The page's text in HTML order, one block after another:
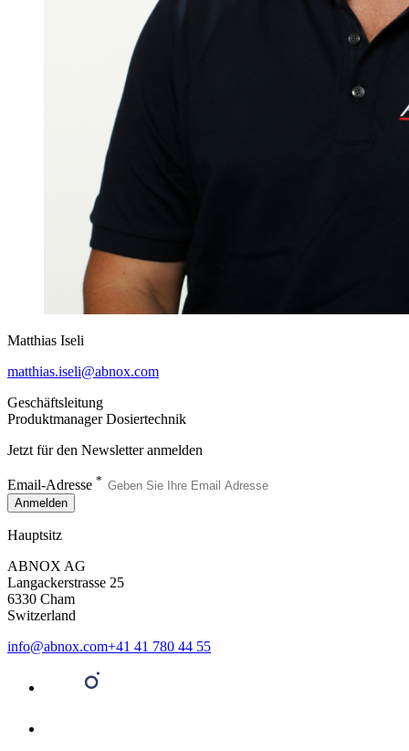
Matthias Iseli
matthias.iseli@abnox.com
Geschäftsleitung
Produktmanager Dosiertechnik
Jetzt für den Newsletter anmelden
Email-Adresse *
Anmelden
Hauptsitz
ABNOX AG
Langackerstrasse 25
6330 Cham
Switzerland
info@abnox.com+41 41 780 44 55